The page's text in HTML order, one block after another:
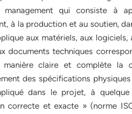
management qui consiste à
à la production et au soutien,
aux matériels, aux
documents techniques
manière claire et complète la
des spécifications
dans le projet, à
correcte et exacte » (norme